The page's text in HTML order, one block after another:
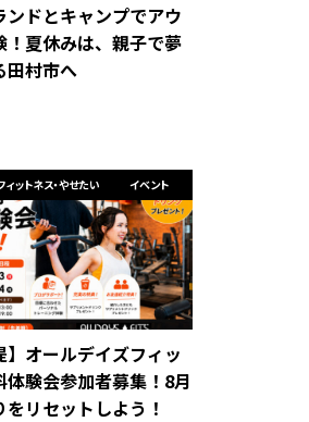
ンドとキャンプでアウ
！夏休みは、親子で夢
田村市へ
ィットネス・やせたい イベント
】オールデイズフィッ
体験会参加者募集！8月
リセットしよう！